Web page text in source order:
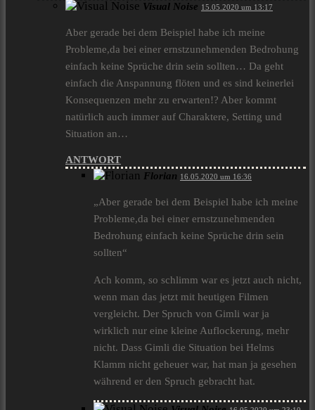
Visual Noise 15.05.2020 um 13:17
Aber gerade bei dem Beispiel habe ich meine
Probleme,da bei einer ernstzunehmenden Bedrohung
einfach keine Sprüche drin sein sollten… Da geht
einfach die Anspannung flöten und es sind keinerlei
Konsequenzen mehr zu erwarten!? Aber kommt
natürlich auch immer auf Charaktere, Setting und
Situation an…
ANTWORT
Florian 16.05.2020 um 16:36
„Aber gerade bei dem Beispiel habe ich meine
Probleme,da bei einer ernstzunehmenden
Bedrohung einfach keine Sprüche drin sein
sollten“
Ach komm, so schlimm war es jetzt auch nicht,
wenn man das jetzt mit heutigen Filmen
vergleicht. Der Spruch von Gimli war ja
wirklich nur eine kleine Auflockerung, mehr
nicht. Dass Gimli die Situation bei Helms
Klamm nicht geheuer war, hat man ja gesehen
während er den Spruch gebracht hat.